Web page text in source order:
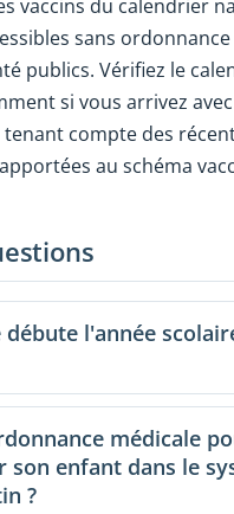
vaccins du calendrier
sans ordonnance
publics. Vérifiez le
si vous arrivez
tenant compte des
au schéma
l'année
date unique à l'échelle
et la Ville autonome de
dates. CABA commence
février ; la province de
médicale
son enfant dans le
?